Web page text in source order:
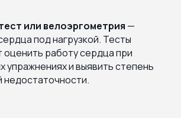
или велоэргометрия —
под нагрузкой. Тесты
оценить работу сердца при
упражнениях и выявить степень
недостаточности.